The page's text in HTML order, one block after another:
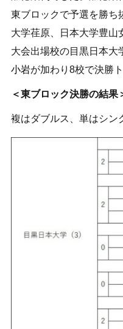
東ブロックで予選を勝ち
大学荏原、日本大学豊山
大会出場校の目黒日本大
小岩が加わり8校で決勝
＜東ブロック決勝の結果
複はダブルス、単はシン